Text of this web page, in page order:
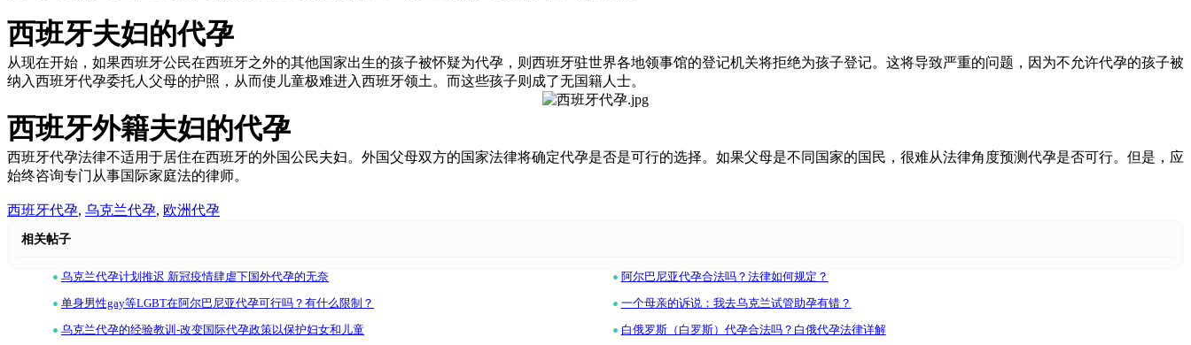
西班牙夫妇的代孕
从现在开始，如果西班牙公民在西班牙之外的其他国家出生的孩子被怀疑为代孕，则西班牙驻世界各地领事馆的登记机关将拒绝为孩子登记。这将导致严重的问题，因为不允许代孕的孩子被
纳入西班牙代孕委托人父母的护照，从而使儿童极难进入西班牙领土。而这些孩子则成了无国籍人士。
西班牙外籍夫妇的代孕
西班牙代孕法律不适用于居住在西班牙的外国公民夫妇。外国父母双方的国家法律将确定代孕是否是可行的选择。如果父母是不同国家的国民，很难从法律角度预测代孕是否可行。但是，应
始终咨询专门从事国际家庭法的律师。
西班牙代孕, 乌克兰代孕, 欧洲代孕
相关帖子
• 乌克兰代孕计划推迟 新冠疫情肆虐下国外代孕的无奈 • 阿尔巴尼亚代孕合法吗？法律如何规定？
• 单身男性gay等LGBT在阿尔巴尼亚代孕可行吗？有什么限制？ • 一个母亲的诉说：我去乌克兰试管助孕有错？
• 乌克兰代孕的经验教训-改变国际代孕政策以保护妇女和儿童 • 白俄罗斯（白罗斯）代孕合法吗？白俄代孕法律详解